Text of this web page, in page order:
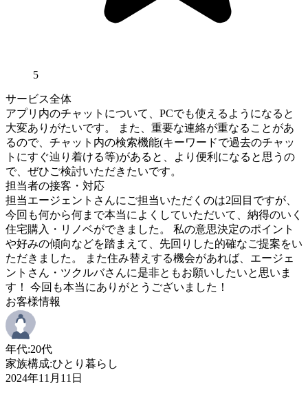
5
サービス全体
アプリ内のチャットについて、PCでも使えるようになると
大変ありがたいです。 また、重要な連絡が重なることがあ
るので、チャット内の検索機能(キーワードで過去のチャッ
トにすぐ辿り着ける等)があると、より便利になると思うの
で、ぜひご検討いただきたいです。
担当者の接客・対応
担当エージェントさんにご担当いただくのは2回目ですが、
今回も何から何まで本当によくしていただいて、納得のいく
住宅購入・リノベができました。 私の意思決定のポイント
や好みの傾向などを踏まえて、先回りした的確なご提案をい
ただきました。 また住み替えする機会があれば、エージェ
ントさん・ツクルバさんに是非ともお願いしたいと思いま
す！ 今回も本当にありがとうございました！
お客様情報
年代:20代
家族構成:ひとり暮らし
2024年11月11日